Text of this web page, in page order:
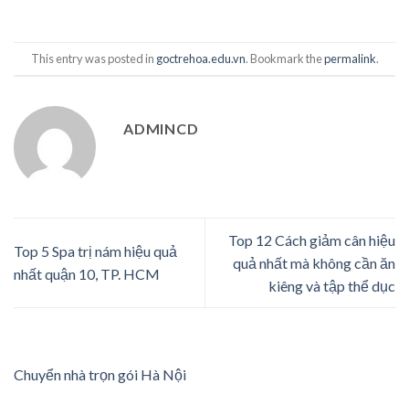
This entry was posted in goctrehoa.edu.vn. Bookmark thepermalink.
ADMINCD
Top 5 Spa trị nám hiệu quả
nhất quận 10, TP. HCM
Top 12 Cách giảm cân hiệu
quả nhất mà không cần ăn
kiêng và tập thể dục
Chuyển nhà trọn gói Hà Nội